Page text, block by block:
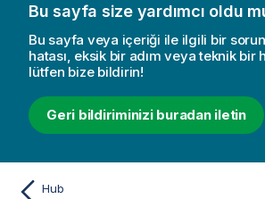
Bu sayfa size yardımcı oldu
Bu sayfa veya içeriği ile ilgili bir
hatası, eksik bir adım veya teknik bir
lütfen bize bildirin!
Geri bildiriminizi buradan iletin
Hub